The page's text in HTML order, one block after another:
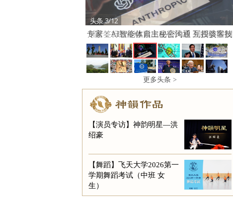
头条 3/12
专家：AI智能体自主秘密沟通 互授骇客技
巧
更多头条 >
【演员专访】神韵明星—洪
绍豪
【舞蹈】飞天大学2026第一
学期舞蹈考试（中班 女
生）